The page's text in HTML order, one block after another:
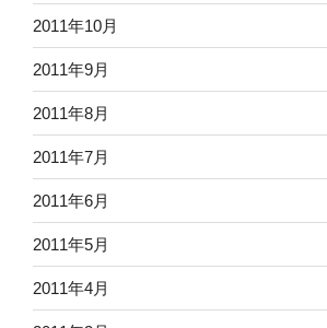
2011年10月
2011年9月
2011年8月
2011年7月
2011年6月
2011年5月
2011年4月